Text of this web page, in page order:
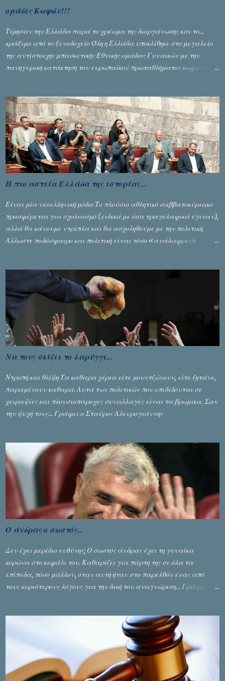
ομάδες Κωφών!!!
Τίμησαν την Ελλάδα παρά το χρέωμα της διοργάνωσης και το...
κράξιμο από το ξενοδοχείο Όλη η Ελλάδα υποκλίθηκε στο μεγαλείο
της αντίστοιχης μπασκετικής Εθνικής ομάδας Γυναικών με την
πανηγυρική κατάκτηση του ευρωπαϊκού πρωταθλήματος κωφών που
Ζέρβα με την πορεία τους που ολοκληρώθηκε με τη νίκη τους στον
τελικό επί της Λιθουανίας, υπάρχουν και τα δυσάρεστα. Τα πολύ
δυσάρεστα...
Η πιο αστεία Ελλάδα της ιστορίας...
Είναι μία νεοελληνική μόδα Το πλούσιο αθλητικό σαββατοκύριακο
προσφέρεται για σχολιασμό (ειδικά με όσα τραγελαφικά έγιναν),
αλλά θα κάνουμε ντρίπλα και θα ασχοληθούμε με την πολιτική.
Άλλωστε ποδόσφαιρο και πολιτική είναι τόσο «ανάλαφρες»
Να τους σκίζει το λαρύγγι...
Ντροπή και θλίψη Τα καθαρά χέρια είτε μουντζώνουν, είτε ζητάνε,
παραμένουν καθαρά. Αυτά των πολιτικών που επιδίδονται σε
χειραψίες και πλουσιοπάροχες συναλλαγές είναι τα βρώμικα. Σαν
την ψυχή τους... Γράφει ο Σταύρος Αλευρογιάννης
Ο άνδρας ο σωστός...
Δεν έχει μερίδιο ευθύνης; Ο σωστός άνδρας έχει τη γυναίκα
κορώνα στο κεφάλι του. Καθαρίζει για πάρτη της σε όλα τα
επίπεδα, πόσο μάλλον, όταν αυτή ήταν στο παρελθόν ένας από
τους κυριότερους λόγους για την δική του αναγνώριση... Γράφει ο